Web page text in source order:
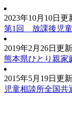
2023年10月10日更
第1回 放課後児童
2019年2月26日更新
熊本県ひとり親家
2015年5月19日更新
児童相談所全国共